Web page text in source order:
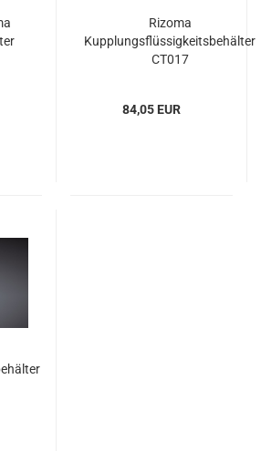
Rizoma
Kupplungsflüssigkeitsbehälter
CT017
84,05 EUR